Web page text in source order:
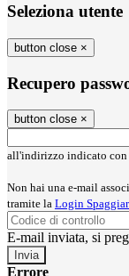
Seleziona utente
button close ×
Recupero
button close ×
all'indirizzo indicato con
Non hai una e-mail
tramite la Login
E-mail inviata, si
Errore